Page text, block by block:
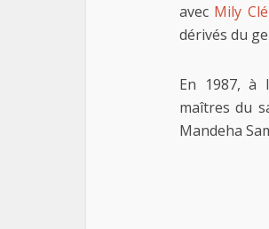
avec Mily
dérivés du
En 1987, à
maîtres du
Mandeha